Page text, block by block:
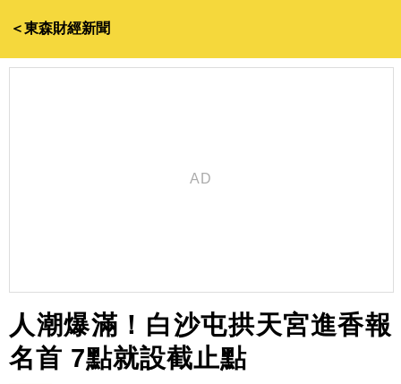
＜東森財經新聞
人潮爆滿！白沙屯拱天宮進香報
名首 7點就設截止點